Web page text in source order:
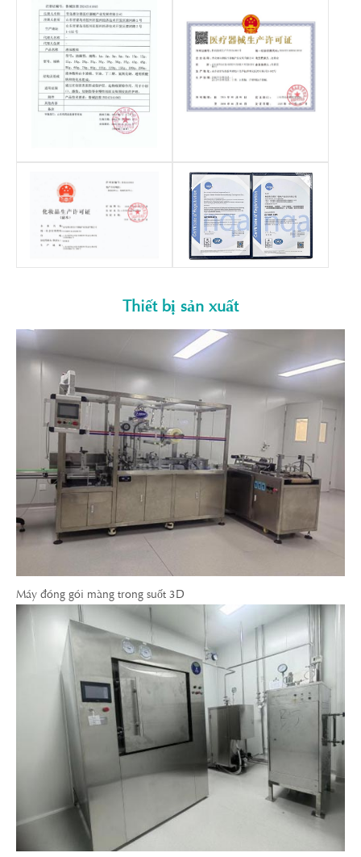
Thiết bị sản xuất
Máy đóng gói màng trong suốt 3D